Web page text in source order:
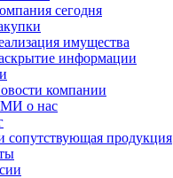
сегодня
имущества
информации
компании
о нас
сопутствующая продукция